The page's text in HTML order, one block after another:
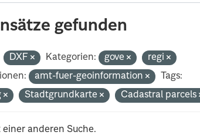
gefunden
DXF Kategorien: gove
regi
amt-fuer-geoinformation
Tags:
Stadtgrundkarte Cadastral parcels
anderen Suche.